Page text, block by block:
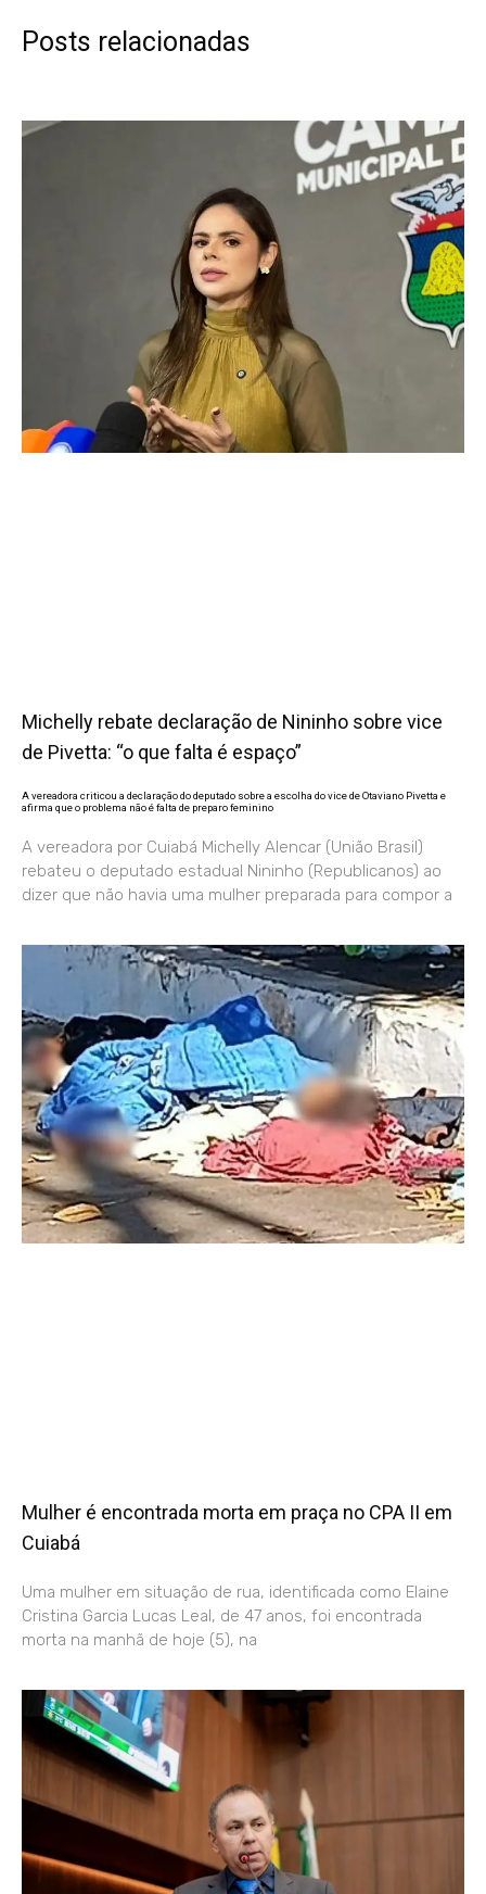
Posts relacionadas
Michelly rebate declaração de Nininho sobre vice
de Pivetta: “o que falta é espaço”
A vereadora criticou a declaração do deputado sobre a escolha do vice de Otaviano Pivetta e
afirma que o problema não é falta de preparo feminino
A vereadora por Cuiabá Michelly Alencar (União Brasil)
rebateu o deputado estadual Nininho (Republicanos) ao
dizer que não havia uma mulher preparada para compor a
Mulher é encontrada morta em praça no CPA II em
Cuiabá
Uma mulher em situação de rua, identificada como Elaine
Cristina Garcia Lucas Leal, de 47 anos, foi encontrada
morta na manhã de hoje (5), na